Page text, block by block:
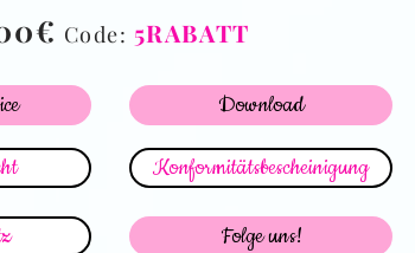
Code: 5RABATT
Download
Konformitätsbescheinigung
Folge uns!